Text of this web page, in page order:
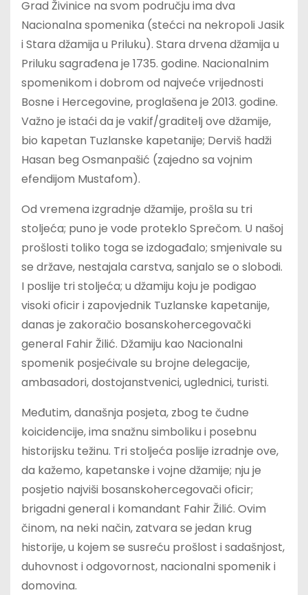
Grad Živinice na svom području ima dva
Nacionalna spomenika (stećci na nekropoli Jasik
i Stara džamija u Priluku). Stara drvena džamija u
Priluku sagrađena je 1735. godine. Nacionalnim
spomenikom i dobrom od najveće vrijednosti
Bosne i Hercegovine, proglašena je 2013. godine.
Važno je istaći da je vakif/graditelj ove džamije,
bio kapetan Tuzlanske kapetanije; Derviš hadži
Hasan beg Osmanpašić (zajedno sa vojnim
efendijom Mustafom).
Od vremena izgradnje džamije, prošla su tri
stoljeća; puno je vode proteklo Sprečom. U našoj
prošlosti toliko toga se izdogađalo; smjenivale su
se države, nestajala carstva, sanjalo se o slobodi.
I poslije tri stoljeća; u džamiju koju je podigao
visoki oficir i zapovjednik Tuzlanske kapetanije,
danas je zakoračio bosanskohercegovački
general Fahir Žilić. Džamiju kao Nacionalni
spomenik posjećivale su brojne delegacije,
ambasadori, dostojanstvenici, uglednici, turisti.
Međutim, današnja posjeta, zbog te čudne
koicidencije, ima snažnu simboliku i posebnu
historijsku težinu. Tri stoljeća poslije izradnje ove,
da kažemo, kapetanske i vojne džamije; nju je
posjetio najviši bosanskohercegovači oficir;
brigadni general i komandant Fahir Žilić. Ovim
činom, na neki način, zatvara se jedan krug
historije, u kojem se susreću prošlost i sadašnjost,
duhovnost i odgovornost, nacionalni spomenik i
domovina.